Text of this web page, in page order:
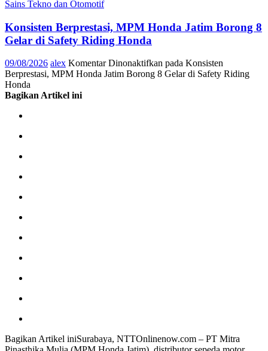
Sains Tekno dan Otomotif
Konsisten Berprestasi, MPM Honda Jatim Borong 8
Gelar di Safety Riding Honda
09/08/2026 alex Komentar Dinonaktifkan pada Konsisten
Berprestasi, MPM Honda Jatim Borong 8 Gelar di Safety Riding
Honda
Bagikan Artikel ini
Bagikan Artikel iniSurabaya, NTTOnlinenow.com – PT Mitra